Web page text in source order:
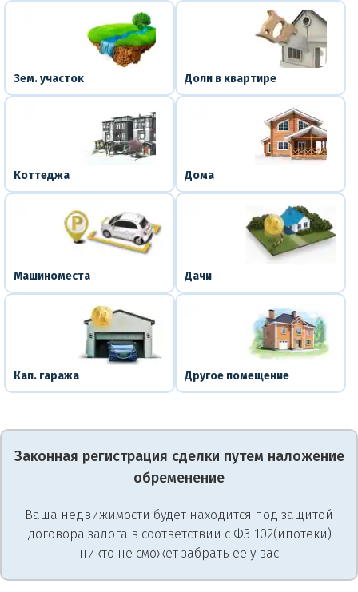
Зем. участок Доли в квартире
Коттеджа Дома
Машиноместа Дачи
Кап. гаража Другое помещение
Законная регистрация сделки путем наложение
обременение
Ваша недвижимости будет находится под защитой
договора залога в соответствии с ФЗ-102(ипотеки)
никто не сможет забрать ее у вас